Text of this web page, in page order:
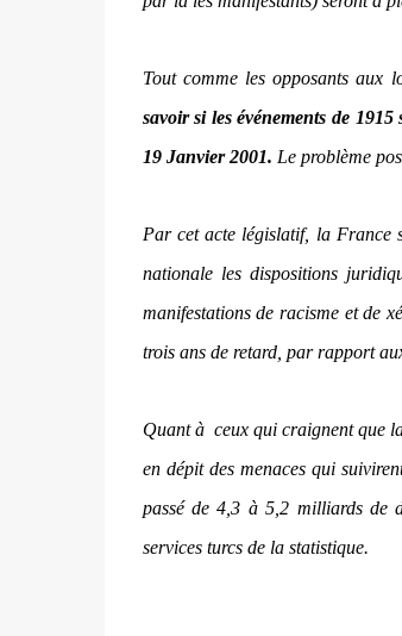
Tout comme les opposants aux
savoir si les événements de
19 Janvier 2001. Le problème
Par cet acte législatif, la France
nationale les dispositions
manifestations de racisme et de
trois ans de retard, par rapport
Quant à ceux qui craignent que
en dépit des menaces qui
passé de 4,3 à 5,2 milliards de
services turcs de la statistique.